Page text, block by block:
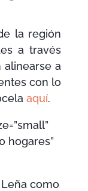
la región
a través
a
con lo
aquí.
hogares”
como